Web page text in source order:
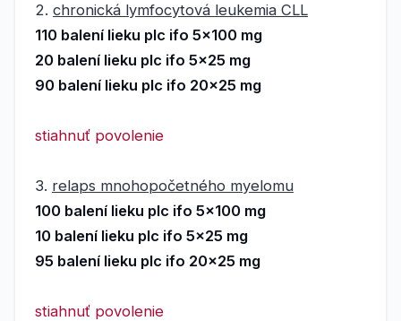
2. chronická lymfocytová leukemia CLL
110 balení lieku plc ifo 5x100 mg
20 balení lieku plc ifo 5x25 mg
90 balení lieku plc ifo 20x25 mg
stiahnuť povolenie
3. relaps mnohopočetného myelomu
100 balení lieku plc ifo 5x100 mg
10 balení lieku plc ifo 5x25 mg
95 balení lieku plc ifo 20x25 mg
stiahnuť povolenie